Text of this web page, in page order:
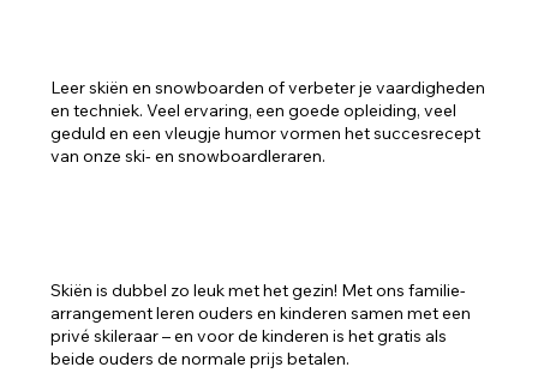
Leer skiën en snowboarden of verbeter je vaardigheden
en techniek. Veel ervaring, een goede opleiding, veel
geduld en een vleugje humor vormen het succesrecept
van onze ski- en snowboardleraren.
Skiën is dubbel zo leuk met het gezin! Met ons familie-
arrangement leren ouders en kinderen samen met een
privé skileraar – en voor de kinderen is het gratis als
beide ouders de normale prijs betalen.